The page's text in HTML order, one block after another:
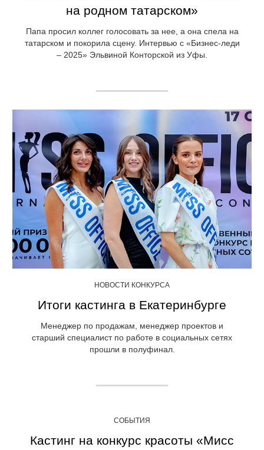
на родном татарском»
Папа просил коллег голосовать за нее, а она спела на
татарском и покорила сцену. Интервью с «Бизнес-леди
– 2025» Эльвиной Конторской из Уфы.
НОВОСТИ КОНКУРСА
Итоги кастинга в Екатеринбурге
Менеджер по продажам, менеджер проектов и
старший специалист по работе в социальных сетях
прошли в полуфинал.
СОБЫТИЯ
Кастинг на конкурс красоты «Мисс